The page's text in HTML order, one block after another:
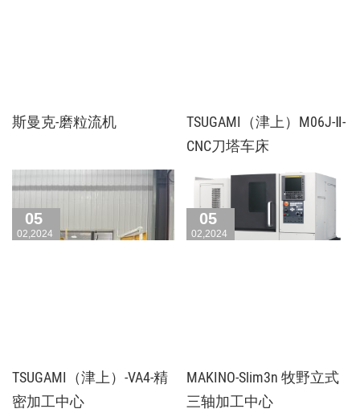
斯曼克-磨粒流机
05
02,2024
TSUGAMI（津上）M06J-Ⅱ-
CNC刀塔车床
05
02,2024
TSUGAMI（津上）-VA4-精
密加工中心
MAKINO-Slim3n 牧野立式
三轴加工中心